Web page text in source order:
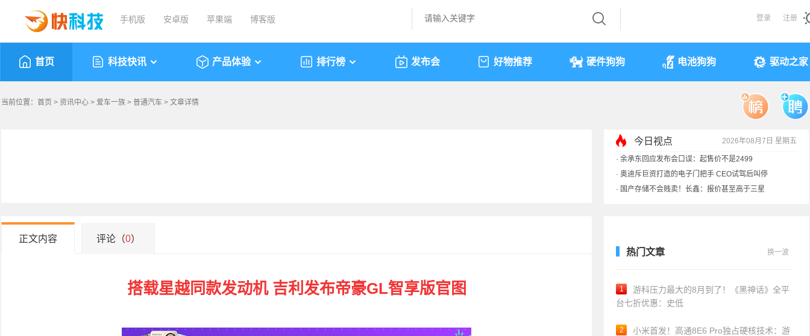
手机版 安卓版 苹果端 博客版 登录 注册
首页 科技快讯 产品体验 排行榜 发布会 好物推荐 硬件狗狗 电池狗狗 驱动之家
当前位置： 首页 > 资讯中心 > 爱车一族 > 普通汽车 > 文章详情
今日视点 2026年08月7日 星期五
· 余承东回应发布会口误：起售价不是2499
· 奥迪斥巨资打造的电子门把手 CEO试驾后叫停
· 国产存储不会贱卖！长鑫：报价甚至高于三星
正文内容 评论（0）
搭载星越同款发动机 吉利发布帝豪GL智享版官图
热门文章 换一波
1
游科压力最大的8月到了！《黑神话》全平
台七折优惠：史低
2
小米首发！高通8E6 Pro独占硬核技术：游